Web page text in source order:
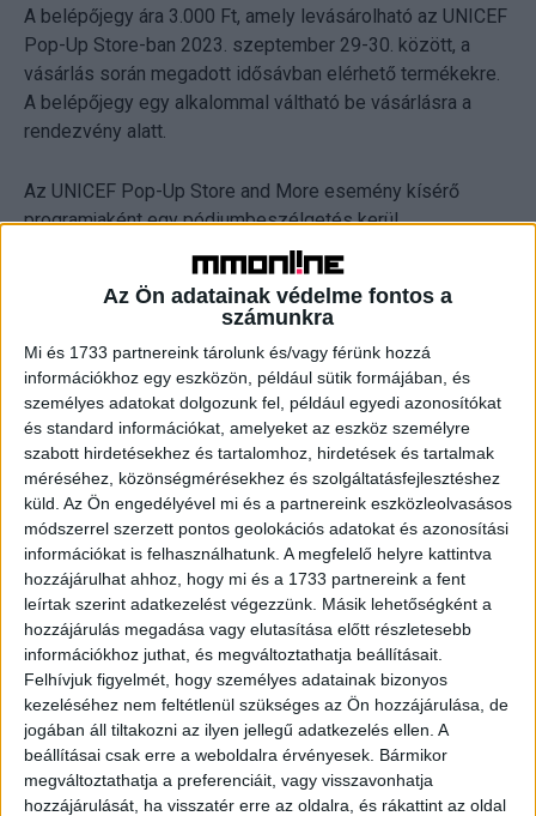
Az Ön adatainak védelme fontos a
számunkra
Mi és 1733 partnereink tárolunk és/vagy férünk hozzá
információkhoz egy eszközön, például sütik formájában, és
személyes adatokat dolgozunk fel, például egyedi azonosítókat
és standard információkat, amelyeket az eszköz személyre
szabott hirdetésekhez és tartalomhoz, hirdetések és tartalmak
méréséhez, közönségmérésekhez és szolgáltatásfejlesztéshez
küld. Az Ön engedélyével mi és a partnereink eszközleolvasásos
módszerrel szerzett pontos geolokációs adatokat és azonosítási
információkat is felhasználhatunk. A megfelelő helyre kattintva
hozzájárulhat ahhoz, hogy mi és a 1733 partnereink a fent
leírtak szerint adatkezelést végezzünk. Másik lehetőségként a
hozzájárulás megadása vagy elutasítása előtt részletesebb
információkhoz juthat, és megváltoztathatja beállításait.
Felhívjuk figyelmét, hogy személyes adatainak bizonyos
kezeléséhez nem feltétlenül szükséges az Ön hozzájárulása, de
jogában áll tiltakozni az ilyen jellegű adatkezelés ellen. A
beállításai csak erre a weboldalra érvényesek. Bármikor
megváltoztathatja a preferenciáit, vagy visszavonhatja
hozzájárulását, ha visszatér erre az oldalra, és rákattint az oldal
A belépőjegy ára 3.000 Ft, amely levásárolható az UNICEF
Pop-Up Store-ban 2023. szeptember 29-30. között, a
vásárlás során megadott idősávban elérhető termékekre.
A belépőjegy egy alkalommal váltható be vásárlásra a
rendezvény alatt.
Az UNICEF Pop-Up Store and More esemény kísérő
programjaként egy pódiumbeszélgetés kerül
megrendezésre a Kempinski Hotelben. Dr. Orvos-Tóth
Noémi klinikai szakpszichológussal, a gyermekkori- és
transzgenerációs trauma szakértőjével azt a témát járják
A beszélgetés során bontják ki továbbá a témát olyan
ismert emberekkel, akik valamilyen módon maguk is
gyermekkori traumák elszenvedői voltak.
OLVASTA MÁR?
Durván lecsapott a Médiatanács